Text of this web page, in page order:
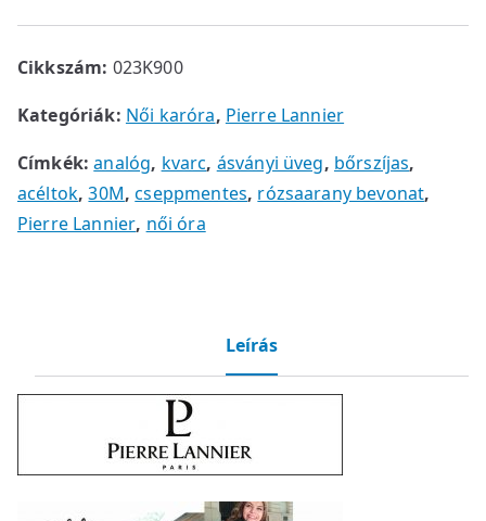
Cikkszám: 023K900
Kategóriák: Női karóra, Pierre Lannier
Címkék:analóg, kvarc, ásványi üveg, bőrszíjas,
acéltok,30M,cseppmentes, rózsaarany bevonat,
Pierre Lannier, női óra
Leírás